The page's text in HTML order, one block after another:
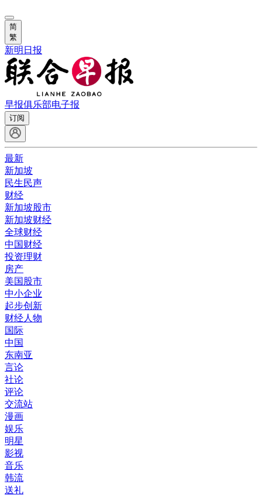
简
繁
新明日报
早报俱乐部电子报
订阅
最新
新加坡
民生民声
财经
新加坡股市
新加坡财经
全球财经
中国财经
投资理财
房产
美国股市
中小企业
起步创新
财经人物
国际
中国
东南亚
言论
社论
评论
交流站
漫画
娱乐
明星
影视
音乐
韩流
送礼